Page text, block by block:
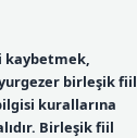
kaybetmek,
birleşik fiil
kurallarına
Birleşik fiil